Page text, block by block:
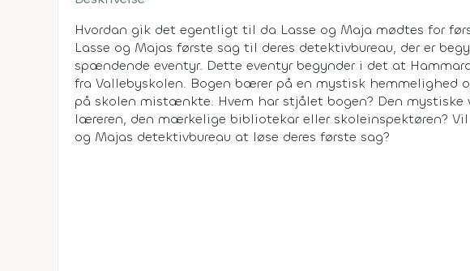
Hvordan gik det egentligt til da Lasse og Maja mødtes for
Lasse og Majas første sag til deres detektivbureau, der er
spændende eventyr. Dette eventyr begynder i det at
fra Vallebyskolen. Bogen bærer på en mystisk hemmelighed
på skolen mistænkte. Hvem har stjålet bogen? Den
læreren, den mærkelige bibliotekar eller skoleinspektøren?
og Majas detektivbureau at løse deres første sag?